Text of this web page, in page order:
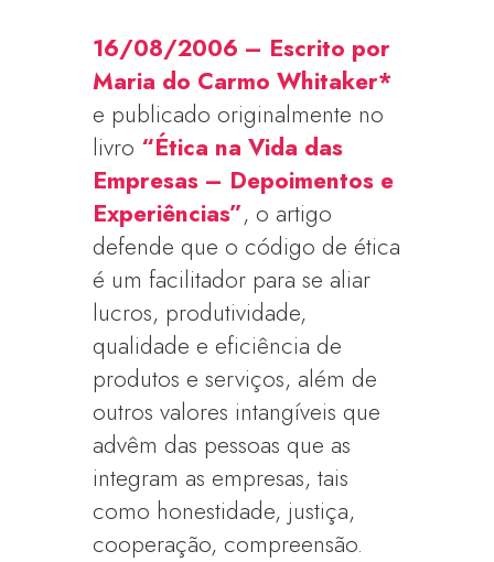
16/08/2006 – Escrito por
Maria do Carmo Whitaker*
e publicado originalmente no
livro “Ética na Vida das
Empresas – Depoimentos e
Experiências”, o artigo
defende que o código de ética
é um facilitador para se aliar
lucros, produtividade,
qualidade e eficiência de
produtos e serviços, além de
outros valores intangíveis que
advêm das pessoas que as
integram as empresas, tais
como honestidade, justiça,
cooperação, compreensão.